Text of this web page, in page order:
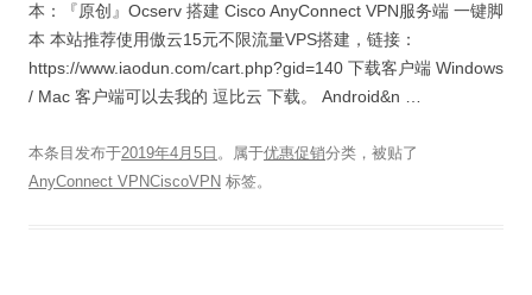
本：『原创』Ocserv 搭建 Cisco AnyConnect VPN服务端 一键脚
本 本站推荐使用傲云15元不限流量VPS搭建，链接：
https://www.iaodun.com/cart.php?gid=140 下载客户端 Windows
/ Mac 客户端可以去我的 逗比云 下载。 Android&n …
本条目发布于2019年4月5日 。属于优惠促销分类，被贴了
AnyConnect VPNCiscoVPN 标签。